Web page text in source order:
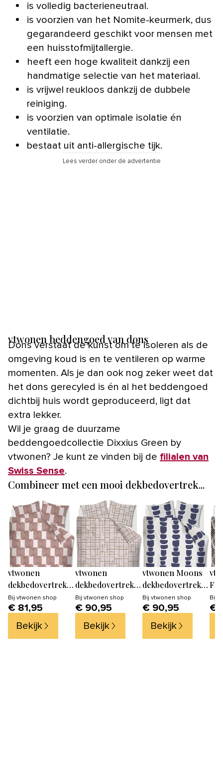
is volledig bacterieneutraal.
is voorzien van het Nomite-keurmerk, dus
gegarandeerd geschikt voor mensen met
een huisstofmijtallergie.
heeft een hoge kwaliteit dankzij een
handmatige selectie van het materiaal.
is vrijwel reukloos dankzij de dubbele
reiniging.
is voorzien van optimale isolatie én
ventilatie.
bestaat uit anti-allergische tijk.
Lees verder onder de advertentie
vtwonen beddengoed van dons
Dons verstaat de kunst om te isoleren als de
omgeving koud is en te ventileren op warme
momenten. Als je dan ook nog zeker weet dat
het dons gerecyled is én al het beddengoed
dichtbij huis wordt geproduceerd, ligt dat
extra lekker.
Wil je graag de duurzame
beddengoedcollectie Dixxius Green by
vtwonen? Je kunt ze vinden bij de filialen van
Swiss Sense.
Combineer met een mooi dekbedovertrek...
vtwonen
dekbedovertrek
Check Mate -
200x200/220 cm -
steenrood
Bij vtwonen shop
€ 81,95
Bekijk
vtwonen
dekbedovertrek
Pojagi -
240x200/220 cm -
steenrood
Bij vtwonen shop
€ 90,95
Bekijk
vtwonen Moons
dekbedovertrek -
Lits-jumeaux -
240x200/220 cm -
Indigo
Bij vtwonen shop
€ 90,95
Bekijk
Bij
€